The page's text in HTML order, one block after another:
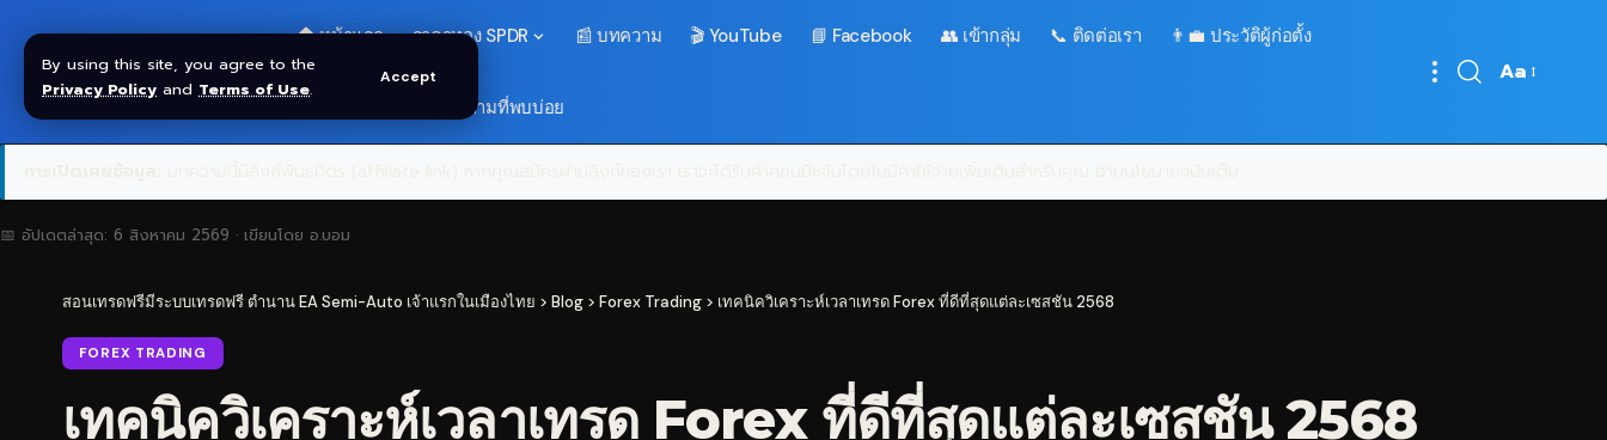
By using this site, you agree to the
Privacy Policy and Terms of Use.
Accept
🏠 หน้าแรก ราคาทอง SPDR 📰 บทความ 🎬 YouTube 📘 Facebook 👥 เข้ากลุ่ม 📞 ติดต่อเรา 👨‍💼 ประวัติผู้ก่อตั้ง
❓ คำถามที่พบบ่อย
Font
Aa
📅 อัปเดตล่าสุด: 6 สิงหาคม 2569 · เขียนโดย อ.บอม
สอนเทรดฟรีมีระบบเทรดฟรี ตำนาน EA Semi-Auto เจ้าแรกในเมืองไทย > Blog > Forex Trading > เทคนิควิเคราะห์เวลาเทรด Forex ที่ดีที่สุดแต่ละเซสชัน 2568
FOREX TRADING
เทคนิควิเคราะห์เวลาเทรด Forex ที่ดีที่สุดแต่ละเซสชัน 2568